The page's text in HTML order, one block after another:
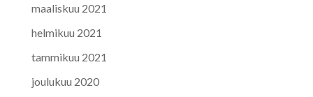
maaliskuu 2021
helmikuu 2021
tammikuu 2021
joulukuu 2020